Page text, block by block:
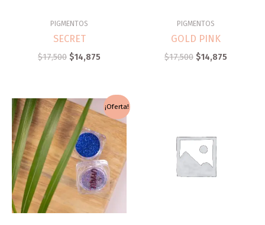
PIGMENTOS
SECRET
$17,500 $14,875
PIGMENTOS
GOLD PINK
$17,500 $14,875
¡Oferta!
El
precio
original
era:
$17,500.
El
precio
actual
es:
$10,000.